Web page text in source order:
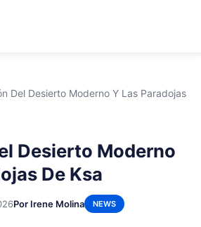
Del Desierto Moderno Y Las Paradojas
Desierto Moderno
De Ksa
Por Irene Molina NEWS